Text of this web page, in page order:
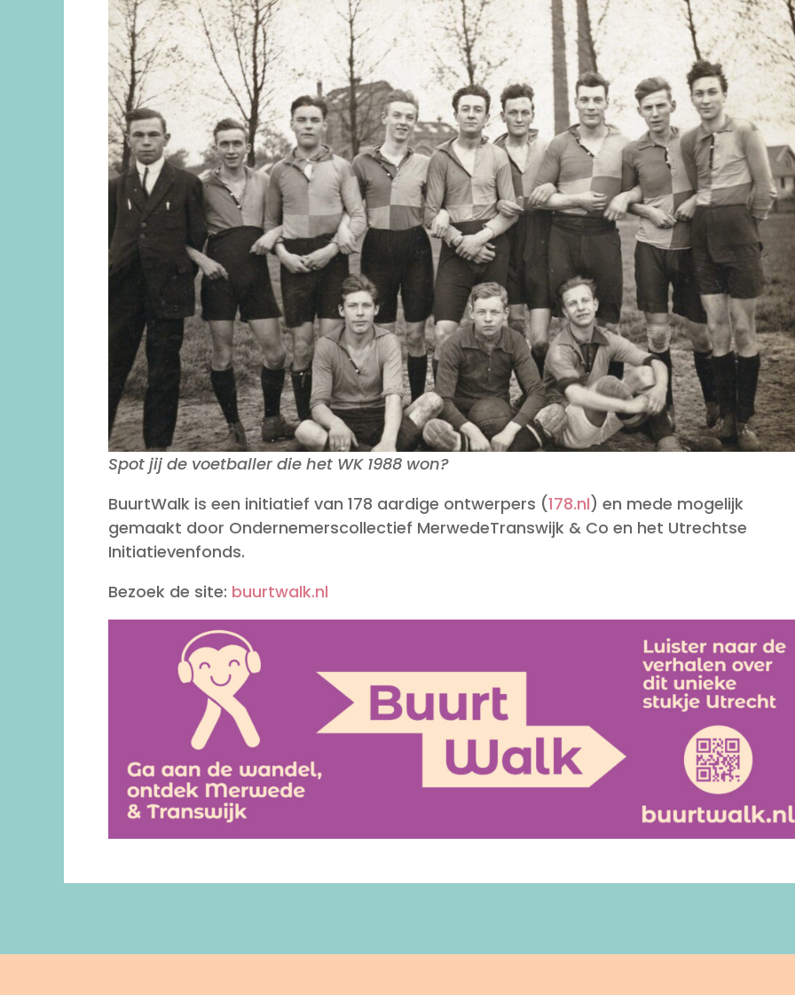
Spot jij de voetballer die het WK 1988 won?
BuurtWalk is een initiatief van 178 aardige ontwerpers (178.nl) en mede mogelijk
gemaakt door Ondernemerscollectief MerwedeTranswijk & Co en het Utrechtse
Initiatievenfonds.
Bezoek de site: buurtwalk.nl